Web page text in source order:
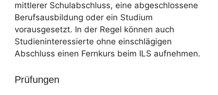
mittlerer Schulabschluss, eine abgeschlossene
Berufsausbildung oder ein Studium
vorausgesetzt. In der Regel können auch
Studieninteressierte ohne einschlägigen
Abschluss einen Fernkurs beim ILS aufnehmen.
Prüfungen